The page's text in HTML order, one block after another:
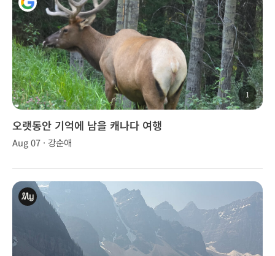
1
오랫동안 기억에 남을 캐나다 여행
Aug 07 · 강순애